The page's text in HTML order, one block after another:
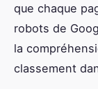
que chaque
robots de
la
classement